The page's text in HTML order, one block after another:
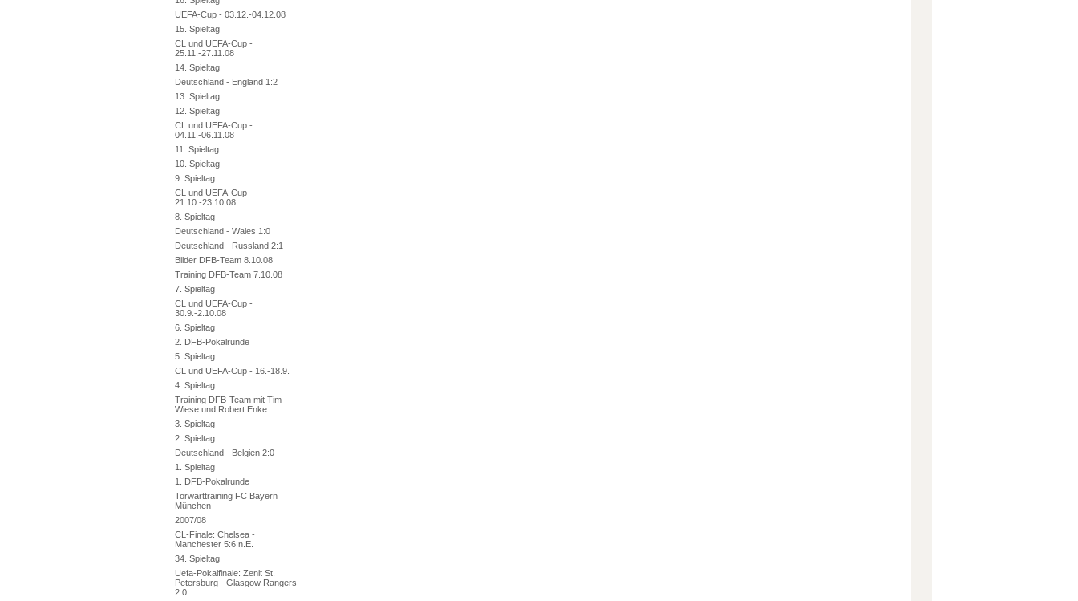
UEFA-Cup - 03.12.-04.12.08
15. Spieltag
CL und UEFA-Cup -
25.11.-27.11.08
14. Spieltag
Deutschland - England 1:2
13. Spieltag
12. Spieltag
CL und UEFA-Cup -
04.11.-06.11.08
11. Spieltag
10. Spieltag
9. Spieltag
CL und UEFA-Cup -
21.10.-23.10.08
8. Spieltag
Deutschland - Wales 1:0
Deutschland - Russland 2:1
Bilder DFB-Team 8.10.08
Training DFB-Team 7.10.08
7. Spieltag
CL und UEFA-Cup -
30.9.-2.10.08
6. Spieltag
2. DFB-Pokalrunde
5. Spieltag
CL und UEFA-Cup - 16.-18.9.
4. Spieltag
Training DFB-Team mit Tim
Wiese und Robert Enke
3. Spieltag
2. Spieltag
Deutschland - Belgien 2:0
1. Spieltag
1. DFB-Pokalrunde
Torwarttraining FC Bayern
München
2007/08
CL-Finale: Chelsea -
Manchester 5:6 n.E.
34. Spieltag
Uefa-Pokalfinale: Zenit St.
Petersburg - Glasgow Rangers
2:0